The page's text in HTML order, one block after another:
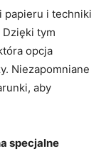
‍papieru i techniki
tym
opcja
Niezapomniane​
aby
specjalne